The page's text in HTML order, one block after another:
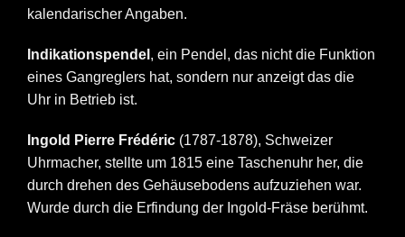
kalendarischer Angaben.
Indikationspendel , ein Pendel, das nicht die Funktion
eines Gangreglers hat, sondern nur anzeigt das die
Uhr in Betrieb ist.
Ingold Pierre Frédéric (1787-1878), Schweizer
Uhrmacher, stellte um 1815 eine Taschenuhr her, die
durch drehen des Gehäusebodens aufzuziehen war.
Wurde durch die Erfindung der Ingold-Fräse berühmt.